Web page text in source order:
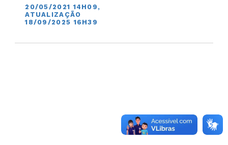
20/05/2021 14H09,
ATUALIZAÇÃO
18/09/2025 16H39